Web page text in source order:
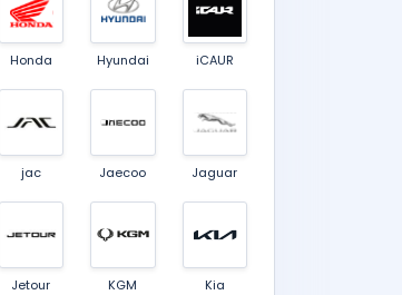
Honda Hyundai iCAUR
jac Jaecoo Jaguar
Jetour KGM Kia